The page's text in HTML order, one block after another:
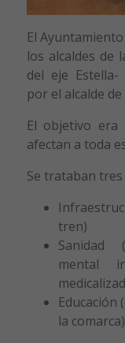
El
los alcaldes de
del eje Estella-
por el alcalde
El objetivo
afectan a toda
Se trataban
tren)
Sanidad
mental
Educación
la comarca)